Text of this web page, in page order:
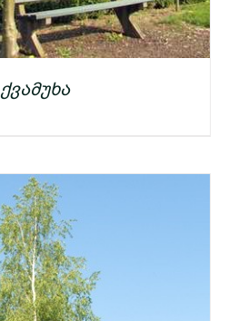
ᲓᲔᲢᲐᲚᲔᲑᲘ
ქვამუხა